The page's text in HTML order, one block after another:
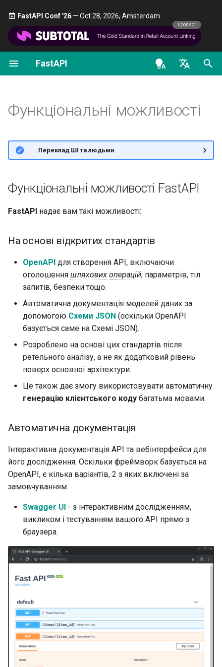
FastAPI Conf '26— Oct 28, 2026, Amsterdam 🎤
sponsor
FastAPI
de - Deutsch
fr - français
hi - हिन्दी
ko - 한국어
pt - português
tr - Türkçe
uk - українська мова
zh-hant - 繁體中文
Функціональні можливості
На основі відкритих
стандартів
Автоматична документація
Підтримка редакторів
Короткий код
Валідація
Безпека та автентифікація
Впровадження залежностей
Необмежені «плагіни»
Протестовано
Можливості Starlette
Можливості Pydantic
Вступ до типів Python
Навчальний посібник -
Перші кроки
Параметри запиту
Тіло запиту
валідація числових
Моделі параметрів
Тіло - Декілька
Тіло - Вкладені моделі
Декларування прикладів
даних запиту
Додаткові типи даних
Параметри кукі
Моделі параметрів
Моделі параметрів
заголовків
Модель відповіді — Тип,
повертається
Код статусу відповіді
Запити з формами та
Просунутий посібник
Потокова передача
Повернення Response
Користувацька
OpenAPI
Кукі у відповіді
Відповідь - зміна коду
статусу
Просунуті залежності
Просунута безпека
Використання Request
Використання
Просунуте проміжне
програмне забезпечення
монтування
Події тривалості життя
Тестування подій:
тривалість життя та
FastAPI CLI
Підтримка редакторів
Розгортання
Про версії FastAPI
Про HTTPS
Запустіть сервер вручну
Розгортання FastAPI у
Uvicorn з працівниками
FastAPI у контейнерах -
Docker
Як зробити - Рецепти
Загальне - Як зробити -
Перехід з Pydantic v1 на
Pydantic v2
GraphQL
Окремі схеми OpenAPI
введення та виведення,
ні
ресурси інтерфейсу
документації
Налаштуйте Swagger UI
Тестування бази даних
Використовуйте старі
статусу помилки
FastAPI class
Status Codes
UploadFile class
and Security()
APIRouter class
Background Tasks -
BackgroundTasks
WebSockets
HTTPConnection class
Response class
Custom Response Classes -
EventSourceResponse and
ServerSentEvent
Middleware
OpenAPI
OpenAPI docs
Encoders - jsonable_encoder
Static Files - StaticFiles
Templating - Jinja2Templates
Test Client - TestClient
FastAPI People
Contributing
Translations
External Links
FastAPI and friends
Альтернативи, натхнення та
Історія, проєктування і
майбутнє
Бенчмарки
Функціональні можливості
🌐 Переклад ШІ та людьми
Функціональні можливості FastAPI
FastAPI надає вам такі можливості:
На основі відкритих стандартів
OpenAPI для створення API, включаючи
оголошення шляхових операцій, параметрів, тіл
запитів, безпеки тощо.
Автоматична документація моделей даних за
допомогою Схеми JSON (оскільки OpenAPI
базується саме на Схемі JSON).
Розроблено на основі цих стандартів після
ретельного аналізу, а не як додатковий рівень
поверх основної архітектури.
Це також дає змогу використовувати автоматичну
генерацію клієнтського коду багатьма мовами.
Автоматична документація
Інтерактивна документація API та вебінтерфейси для
його дослідження. Оскільки фреймворк базується на
OpenAPI, є кілька варіантів, 2 з яких включені за
замовчуванням.
Swagger UI - з інтерактивним дослідженням,
викликом і тестуванням вашого API прямо з
браузера.